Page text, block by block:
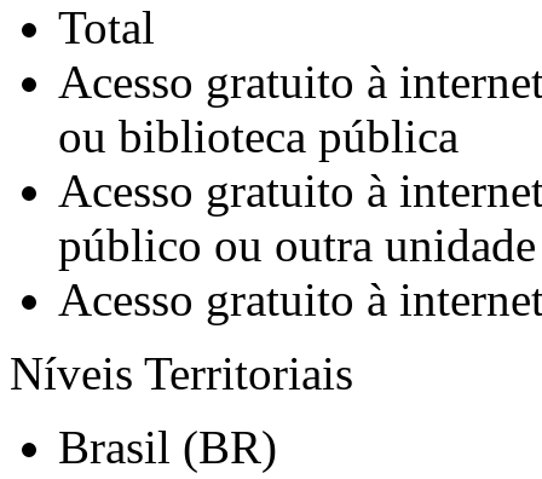
Total
Acesso gratuito à
ou biblioteca pública
Acesso gratuito à
público ou outra
Acesso gratuito à
Níveis Territoriais
Brasil (BR)